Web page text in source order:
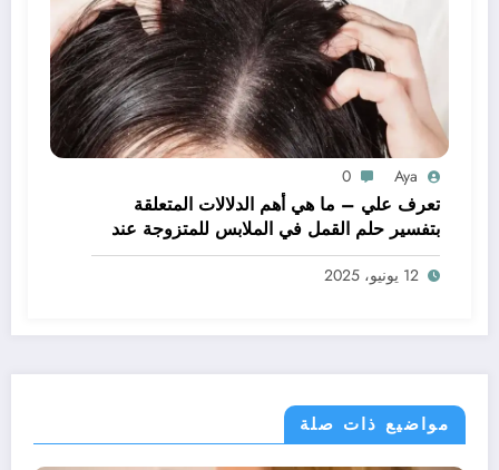
Aya
0
تعرف علي – ما هي أهم الدلالات المتعلقة
بتفسير حلم القمل في الملابس للمتزوجة عند
ابن سيرين؟ – بالتفصيل
12 يونيو، 2025
مواضيع ذات صلة